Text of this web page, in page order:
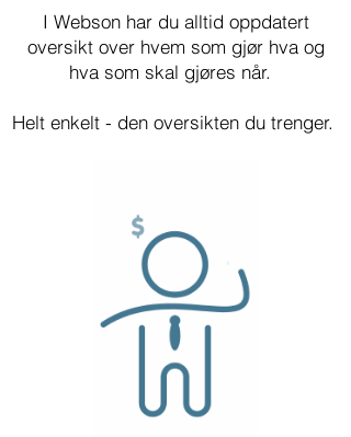
I Webson har du alltid oppdatert
oversikt over hvem som gjør hva og
hva som skal gjøres når.
Helt enkelt - den oversikten du trenger.